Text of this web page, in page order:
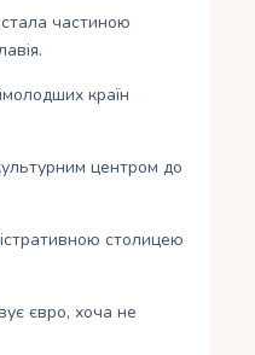
частиною
країн
центром до
столицею
євро, хоча не